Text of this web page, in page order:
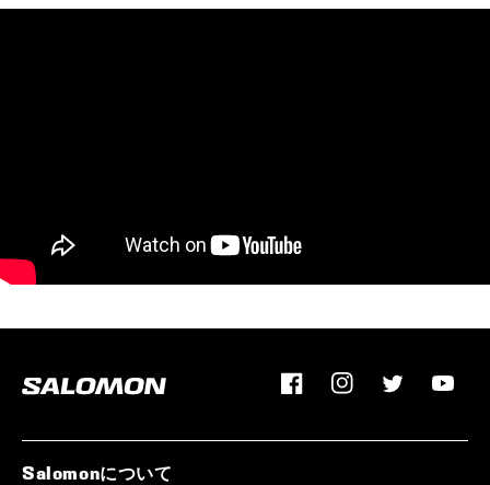
FacebookInstagramTwitter
Salomonについて